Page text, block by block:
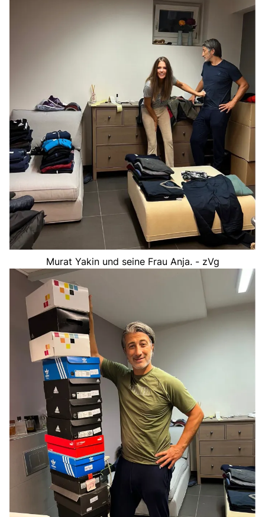
Murat Yakin und seine Frau Anja. - zVg